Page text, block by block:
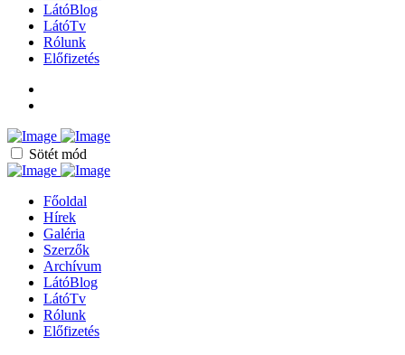
LátóBlog
LátóTv
Rólunk
Előfizetés
Sötét mód
Főoldal
Hírek
Galéria
Szerzők
Archívum
LátóBlog
LátóTv
Rólunk
Előfizetés